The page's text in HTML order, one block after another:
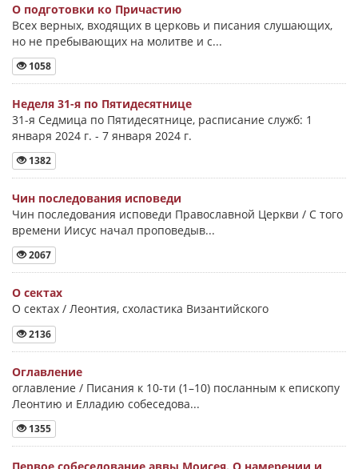
О подготовки ко Причастию
Всех верных, входящих в церковь и писания слушающих,
но не пребывающих на молитве и с...
1058
Неделя 31-я по Пятидесятнице
31-я Седмица по Пятидесятнице, расписание служб: 1
января 2024 г. - 7 января 2024 г.
1382
Чин последования исповеди
Чин последования исповеди Православной Церкви / С того
времени Иисус начал проповедыв...
2067
О сектах
О сектах / Леонтия, схоластика Византийского
2136
Оглавление
оглавление / Писания к 10-ти (1–10) посланным к епископу
Леонтию и Елладию собеседова...
1355